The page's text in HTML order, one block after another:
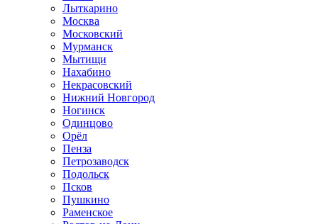
Лыткарино
Москва
Московский
Мурманск
Мытищи
Нахабино
Некрасовский
Нижний Новгород
Ногинск
Одинцово
Орёл
Пенза
Петрозаводск
Подольск
Псков
Пушкино
Раменское